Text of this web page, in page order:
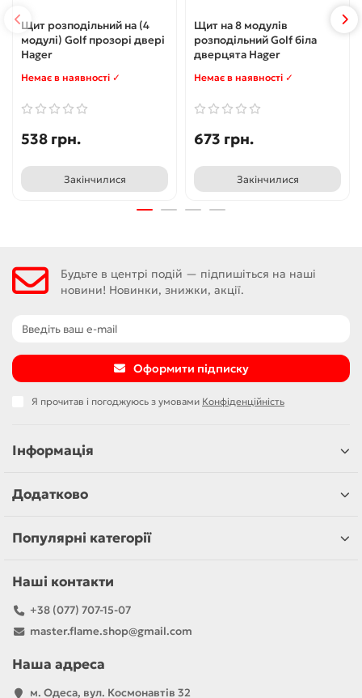
Щит розподільний на (4
модулі) Golf прозорі двері
Hager
Немає в наявності ✓
538 грн.
Закінчилися
Щит на 8 модулів
розподільний Golf біла
дверцята Hager
Немає в наявності ✓
673 грн.
Закінчилися
Будьте в центрі подій — підпишіться на наші
новини! Новинки, знижки, акції.
Оформити підписку
Я прочитав і погоджуюсь з умовами Конфіденційність
Інформація
Додатково
Популярні категорії
Наші контакти
+38 (077) 707-15-07
master.flame.shop@gmail.com
Наша адреса
м. Одеса, вул. Космонавтів 32